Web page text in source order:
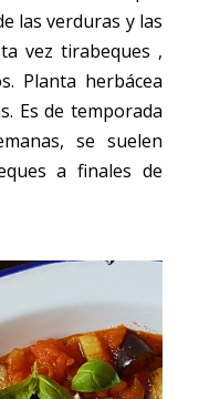
las verduras y las
vez tirabeques ,
Planta herbácea
Es de temporada
se suelen
a finales de